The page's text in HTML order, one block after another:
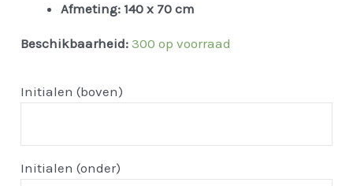
Afmeting: 140 x 70 cm
Beschikbaarheid: 300 op voorraad
Initialen (boven)
Initialen (onder)